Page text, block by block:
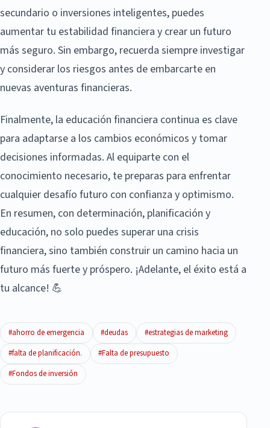
secundario o inversiones inteligentes, puedes
aumentar tu estabilidad financiera y crear un futuro
más seguro. Sin embargo, recuerda siempre investigar
y considerar los riesgos antes de embarcarte en
nuevas aventuras financieras.
Finalmente, la educación financiera continua es clave
para adaptarse a los cambios económicos y tomar
decisiones informadas. Al equiparte con el
conocimiento necesario, te preparas para enfrentar
cualquier desafío futuro con confianza y optimismo.
En resumen, con determinación, planificación y
educación, no solo puedes superar una crisis
financiera, sino también construir un camino hacia un
futuro más fuerte y próspero. ¡Adelante, el éxito está a
tu alcance! 💪
#ahorro de emergencia #deudas
#estrategias de marketing
#falta de planificación.
#Falta de presupuesto
#Fondos de inversión